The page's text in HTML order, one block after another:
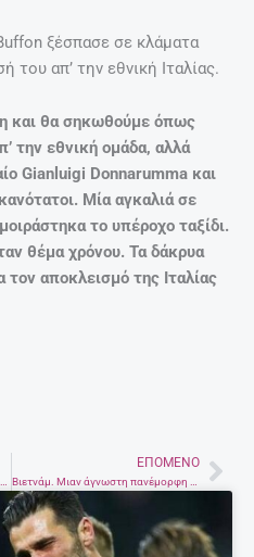
ξέσπασε σε κλάματα
του απ’ την εθνική Ιταλίας.
και θα σηκωθούμε όπως
την εθνική ομάδα, αλλά
Gianluigi Donnarumma και
Μία αγκαλιά σε
το υπέροχο ταξίδι.
θέμα χρόνου. Τα δάκρυα
τον αποκλεισμό της Ιταλίας
ΕΠΌΜΕΝΟ